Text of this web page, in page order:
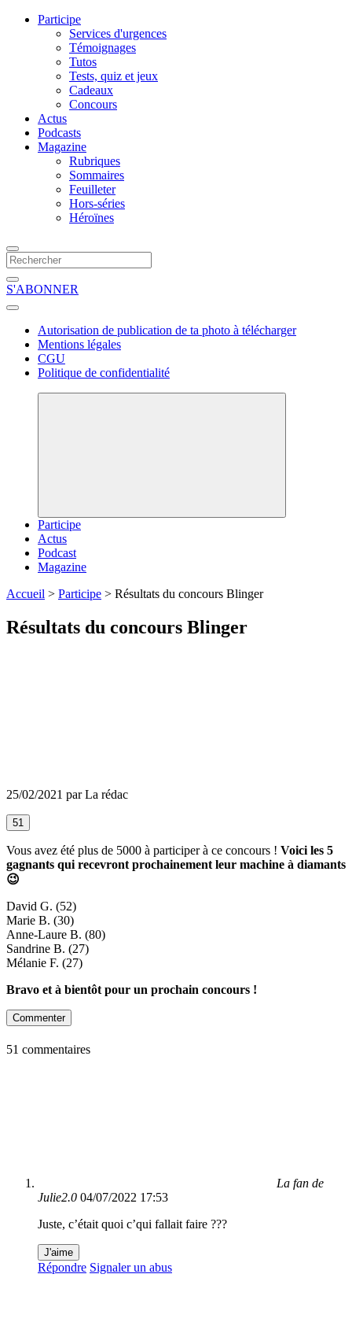
Participe
Services d'urgences
Témoignages
Tutos
Tests, quiz et jeux
Cadeaux
Concours
Actus
Podcasts
Magazine
Rubriques
Sommaires
Feuilleter
Hors-séries
Héroïnes
S'ABONNER
Autorisation de publication de ta photo à télécharger
Mentions légales
CGU
Politique de confidentialité
Participe
Actus
Podcast
Magazine
Accueil > Participe > Résultats du concours Blinger
Résultats du concours Blinger
25/02/2021 par La rédac
51
Vous avez été plus de 5000 à participer à ce concours ! Voici les 5
gagnants qui recevront prochainement leur machine à diamants
😉
David G. (52)
Marie B. (30)
Anne-Laure B. (80)
Sandrine B. (27)
Mélanie F. (27)
Bravo et à bientôt pour un prochain concours !
Commenter
51 commentaires
La fan de
Julie2.0 04/07/2022 17:53
Juste, c’était quoi c’qui fallait faire ???
J'aime
Répondre Signaler un abus